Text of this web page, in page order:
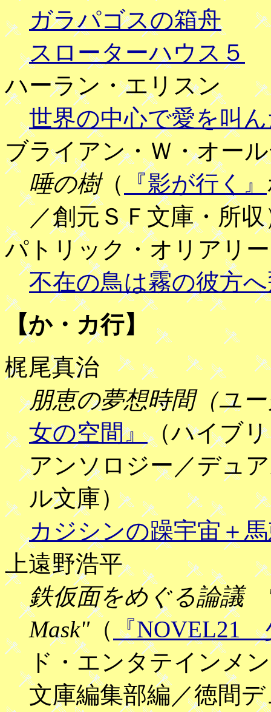
ガラパゴスの箱舟
スローターハウス５
ハーラン・エリスン
世界の中心で愛を叫
ブライアン・Ｗ・オー
唾の樹（ 『影が行く』
／創元ＳＦ文庫・所収
パトリック・オリアリー
不在の鳥は霧の彼方
【か・カ行】
梶尾真治
朋恵の夢想時間（ユ
女の空間』（ハイブ
アンソロジー／デュ
ル文庫）
カジシンの躁宇宙＋
上遠野浩平
鉄仮面をめぐる論議
Mask"（ 『NOVEL21
ド・エンタテインメ
文庫編集部編／徳間